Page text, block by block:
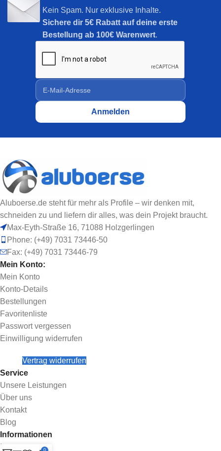
Kein Spam. Nur exklusive Inhalte.
Sichere dir 5€ Rabatt auf deine erste
Bestellung ab 100€ Warenwert.
Aluboerse.de steht für mehr als Profile – wir denken mit,
schneiden zu und liefern dir alles, was dein Projekt braucht.
Max-Eyth-Straße 16, 71088 Holzgerlingen
Phone: (+49) 7031 73446-50
Fax: (+49) 7031 73446-79
Mein Konto:
Mein Konto
Konto-Details
Bestellungen
Favoritenliste
Passwort vergessen
Einwilligung widerrufen
Vertrag widerrufen
Service
Unsere Leistungen
Über uns
Kontakt
Blog
Informationen
Impressum
0